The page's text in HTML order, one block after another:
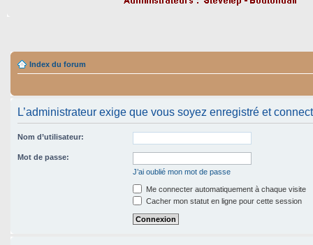
Index du forum
L’administrateur exige que vous soyez enregistré et
Nom d’utilisateur:
Mot de passe:
J’ai oublié mon mot de passe
Me connecter automatiquement à chaque visite
Cacher mon statut en ligne pour cette session